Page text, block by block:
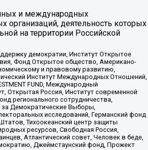
и международных
организаций, деятельность которых
на территории Российской
демократии, Институт Открытое
Фонд Открытое общество, Американо-
и правовому развитию,
Институт Международных Отношений,
FUND, Международный
Открытая Россия, Институт современной
регионального сотрудничества,
Демократические Выборы,
исследований, Германский фонд
Тихоокеанский центр защиты
ресурсов, Свободная Россия,
Атлантический совет, Человек в беде,
Джеймстаунский фонд, Прожект